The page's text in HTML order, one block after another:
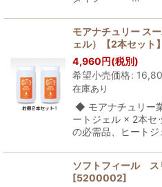
モアナチュリー ス
ェル）【2本セット】
4,960円(税別)
希望小売価格:
在庫あり
◆ モアナチュリー
ートジェル × 2本
の必需品、ヒート
ソフトフィール ス
[5200002]